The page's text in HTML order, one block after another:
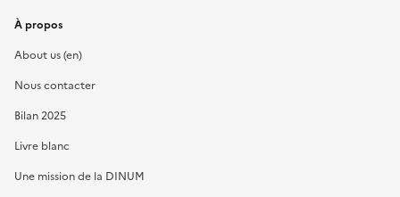
À propos
About us (en)
Nous contacter
Bilan 2025
Livre blanc
Une mission de la DINUM